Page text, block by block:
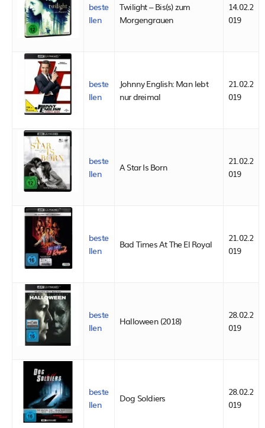
beste
llen
Twilight – Bis(s) zum
Morgengrauen
14.02.2
019
beste
llen
Johnny English: Man lebt
nur dreimal
21.02.2
019
beste
llen
A Star Is Born
21.02.2
019
beste
llen
Bad Times At The El Royal
21.02.2
019
beste
llen
Halloween (2018)
28.02.2
019
beste
llen
Dog Soldiers
28.02.2
019